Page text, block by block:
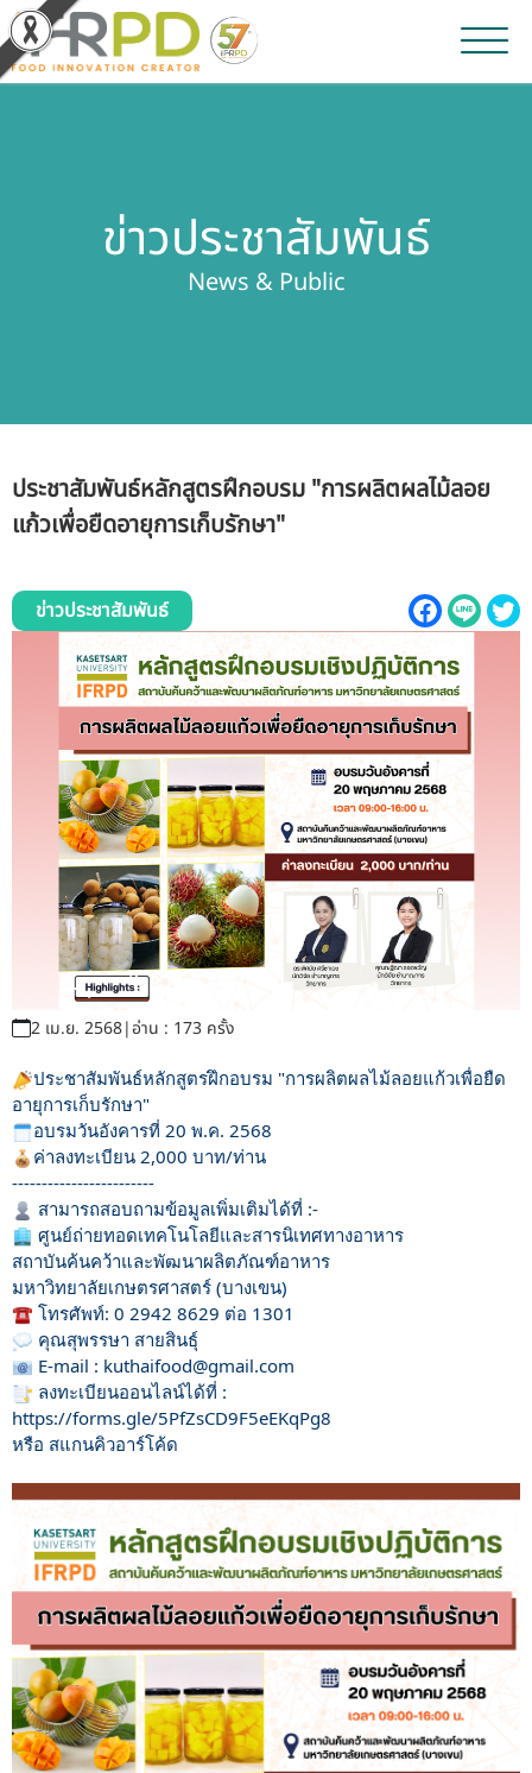
ผลิตภัณฑ์และจำหน่าย
เกี่ยวกับสถาบัน
บุคลากรสถาบัน
รับข้อร้องเรียนและข้อเสนอแนะ
ระบบสารสนเทศ (ใน)
ติดต่อเรา
สายตรงผู้บริหาร
ข่าวประชาสัมพันธ์
News & Public
ประชาสัมพันธ์หลักสูตรฝึกอบรม "การผลิตผลไม้ลอย
แก้วเพื่อยืดอายุการเก็บรักษา"
ข่าวประชาสัมพันธ์
2 เม.ย. 2568|อ่าน : 173 ครั้ง
ประชาสัมพันธ์หลักสูตรฝึกอบรม "การผลิตผลไม้ลอยแก้วเพื่อยืด
อายุการเก็บรักษา"
อบรมวันอังคารที่ 20 พ.ค. 2568
ค่าลงทะเบียน 2,000 บาท/ท่าน
------------------------
สามารถสอบถามข้อมูลเพิ่มเติมได้ที่ :-
ศูนย์ถ่ายทอดเทคโนโลยีและสารนิเทศทางอาหาร
สถาบันค้นคว้าและพัฒนาผลิตภัณฑ์อาหาร
มหาวิทยาลัยเกษตรศาสตร์ (บางเขน)
โทรศัพท์: 0 2942 8629 ต่อ 1301
คุณสุพรรษา สายสินธุ์
E-mail : kuthaifood@gmail.com
ลงทะเบียนออนไลน์ได้ที่ :
https://forms.gle/5PfZsCD9F5eEKqPg8
หรือ สแกนคิวอาร์โค้ด